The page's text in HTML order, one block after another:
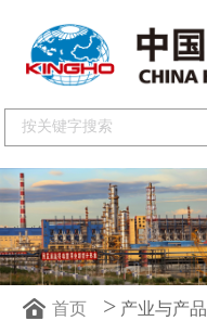
首页 > 产业与产品